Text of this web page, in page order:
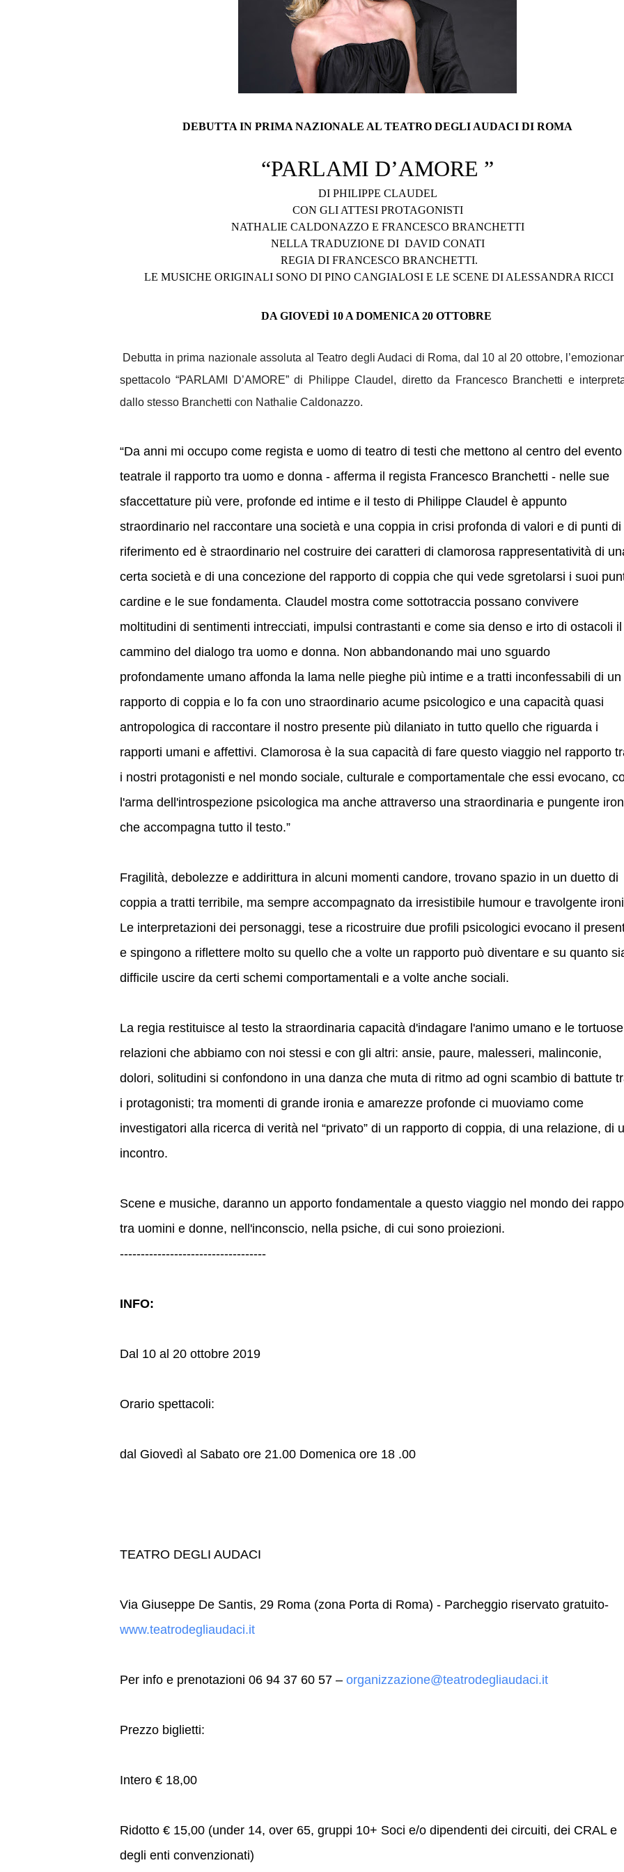
DEBUTTA IN PRIMA NAZIONALE AL TEATRO DEGLI AUDACI DI ROMA
“PARLAMI D’AMORE ”
DI PHILIPPE CLAUDEL
CON GLI ATTESI PROTAGONISTI
NATHALIE CALDONAZZO E FRANCESCO BRANCHETTI
NELLA TRADUZIONE DI DAVID CONATI
REGIA DI FRANCESCO BRANCHETTI.
LE MUSICHE ORIGINALI SONO DI PINO CANGIALOSI E LE SCENE DI ALESSANDRA RICCI
DA GIOVEDÌ 10 A DOMENICA 20 OTTOBRE
Debutta in prima nazionale assoluta al Teatro degli Audaci di Roma, dal 10 al 20 ottobre,
spettacolo “PARLAMI D’AMORE” di Philippe Claudel, diretto da Francesco Branchetti e
dallo stesso Branchetti con Nathalie Caldonazzo.
“Da anni mi occupo come regista e uomo di teatro di testi che mettono al centro del evento
teatrale il rapporto tra uomo e donna - afferma il regista Francesco Branchetti - nelle sue
sfaccettature più vere, profonde ed intime e il testo di Philippe Claudel è appunto
straordinario nel raccontare una società e una coppia in crisi profonda di valori e di punti di
riferimento ed è straordinario nel costruire dei caratteri di clamorosa rappresentatività di
certa società e di una concezione del rapporto di coppia che qui vede sgretolarsi i suoi
cardine e le sue fondamenta. Claudel mostra come sottotraccia possano convivere
moltitudini di sentimenti intrecciati, impulsi contrastanti e come sia denso e irto di ostacoli il
cammino del dialogo tra uomo e donna. Non abbandonando mai uno sguardo
profondamente umano affonda la lama nelle pieghe più intime e a tratti inconfessabili di un
rapporto di coppia e lo fa con uno straordinario acume psicologico e una capacità quasi
antropologica di raccontare il nostro presente più dilaniato in tutto quello che riguarda i
rapporti umani e affettivi. Clamorosa è la sua capacità di fare questo viaggio nel rapporto
i nostri protagonisti e nel mondo sociale, culturale e comportamentale che essi evocano,
l'arma dell'introspezione psicologica ma anche attraverso una straordinaria e pungente
che accompagna tutto il testo.”
Fragilità, debolezze e addirittura in alcuni momenti candore, trovano spazio in un duetto di
coppia a tratti terribile, ma sempre accompagnato da irresistibile humour e travolgente
Le interpretazioni dei personaggi, tese a ricostruire due profili psicologici evocano il
e spingono a riflettere molto su quello che a volte un rapporto può diventare e su quanto
difficile uscire da certi schemi comportamentali e a volte anche sociali.
La regia restituisce al testo la straordinaria capacità d'indagare l'animo umano e le tortuose
relazioni che abbiamo con noi stessi e con gli altri: ansie, paure, malesseri, malinconie,
dolori, solitudini si confondono in una danza che muta di ritmo ad ogni scambio di battute
i protagonisti; tra momenti di grande ironia e amarezze profonde ci muoviamo come
investigatori alla ricerca di verità nel “privato” di un rapporto di coppia, di una relazione, di
incontro.
Scene e musiche, daranno un apporto fondamentale a questo viaggio nel mondo dei
tra uomini e donne, nell'inconscio, nella psiche, di cui sono proiezioni.
-----------------------------------
INFO:
Dal 10 al 20 ottobre 2019
Orario spettacoli:
dal Giovedì al Sabato ore 21.00 Domenica ore 18 .00
TEATRO DEGLI AUDACI
Via Giuseppe De Santis, 29 Roma (zona Porta di Roma) - Parcheggio riservato gratuito-
www.teatrodegliaudaci.it
Per info e prenotazioni 06 94 37 60 57 – organizzazione@teatrodegliaudaci.it
Prezzo biglietti:
Intero € 18,00
Ridotto € 15,00 (under 14, over 65, gruppi 10+ Soci e/o dipendenti dei circuiti, dei CRAL e
degli enti convenzionati)